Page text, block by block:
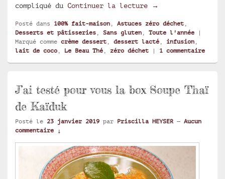
compliqué du Continuer la lecture Crèmes dessert
→
Posté dans 100% fait-maison , Astuces zéro déchet ,
Desserts et pâtisseries , Sans gluten , Toute l'année
|
Marqué comme crème dessert , dessert lacté , infusion ,
lait de coco , Le Beau Thé , zéro déchet | 1 commentaire
J’ai testé pour vous la box Soupe Thaï
de Kaïduk
Posté le 23 janvier 2019 par Priscilla HEYSER — Aucun
commentaire ↓